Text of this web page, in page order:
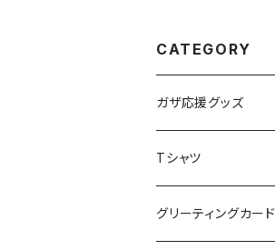
CATEGORY
ガザ応援グッズ
Tシャツ
グリーティングカード